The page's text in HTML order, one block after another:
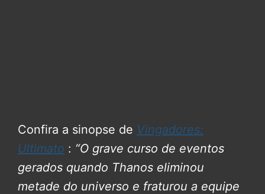
Confira a sinopse de Vingadores:
Ultimato : “O grave curso de eventos
gerados quando Thanos eliminou
metade do universo e fraturou a equipe